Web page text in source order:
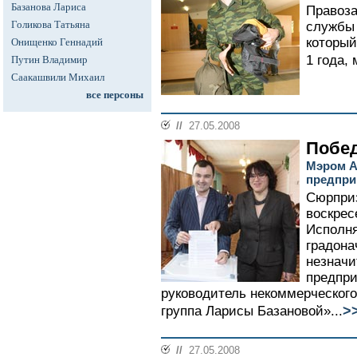
Базанова Лариса
Голикова Татьяна
Онищенко Геннадий
Путин Владимир
Саакашвили Михаил
все персоны
службы
1 года,
// 27.05.2008
Мэром
руководитель
группа Ларисы Базановой»...
// 27.05.2008